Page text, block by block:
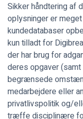
Sikker håndtering af
oplysninger er
kundedatabaser
kun tilladt for
der har brug for
deres opgaver
begrænsede
medarbejdere eller
privatlivspolitik og/
træffe disciplinære